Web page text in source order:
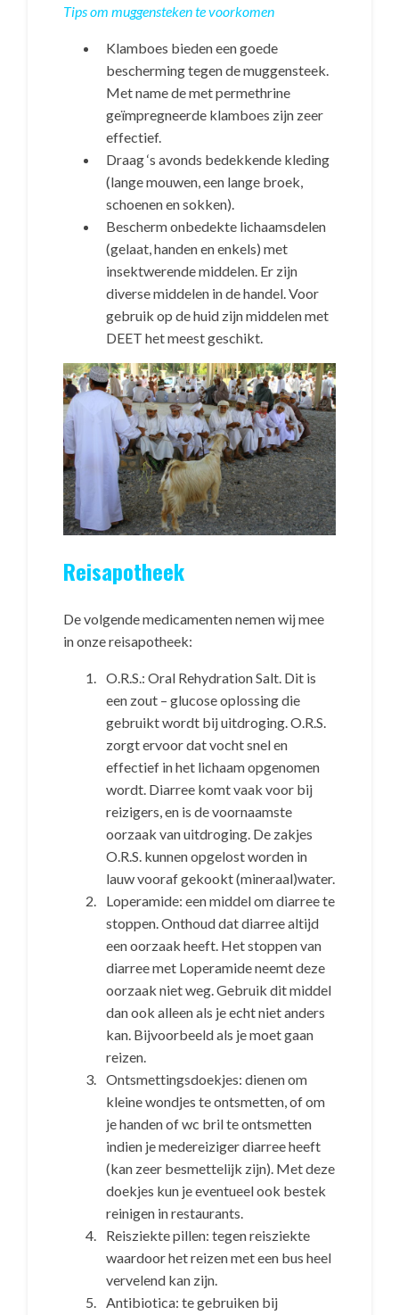
Tips om muggensteken te voorkomen
Klamboes bieden een goede
bescherming tegen de muggensteek.
Met name de met permethrine
geïmpregneerde klamboes zijn zeer
effectief.
Draag ‘s avonds bedekkende kleding
(lange mouwen, een lange broek,
schoenen en sokken).
Bescherm onbedekte lichaamsdelen
(gelaat, handen en enkels) met
insektwerende middelen. Er zijn
diverse middelen in de handel. Voor
gebruik op de huid zijn middelen met
DEET het meest geschikt.
Reisapotheek
De volgende medicamenten nemen wij mee
in onze reisapotheek:
O.R.S.: Oral Rehydration Salt. Dit is
een zout – glucose oplossing die
gebruikt wordt bij uitdroging. O.R.S.
zorgt ervoor dat vocht snel en
effectief in het lichaam opgenomen
wordt. Diarree komt vaak voor bij
reizigers, en is de voornaamste
oorzaak van uitdroging. De zakjes
O.R.S. kunnen opgelost worden in
lauw vooraf gekookt (mineraal)water.
Loperamide: een middel om diarree te
stoppen. Onthoud dat diarree altijd
een oorzaak heeft. Het stoppen van
diarree met Loperamide neemt deze
oorzaak niet weg. Gebruik dit middel
dan ook alleen als je echt niet anders
kan. Bijvoorbeeld als je moet gaan
reizen.
Ontsmettingsdoekjes: dienen om
kleine wondjes te ontsmetten, of om
je handen of wc bril te ontsmetten
indien je medereiziger diarree heeft
(kan zeer besmettelijk zijn). Met deze
doekjes kun je eventueel ook bestek
reinigen in restaurants.
Reisziekte pillen: tegen reisziekte
waardoor het reizen met een bus heel
vervelend kan zijn.
Antibiotica: te gebruiken bij